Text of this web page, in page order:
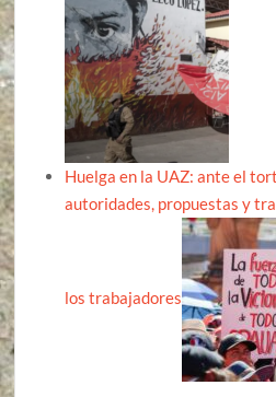
Huelga en la UAZ: ante el
autoridades, propuestas y
los trabajadores